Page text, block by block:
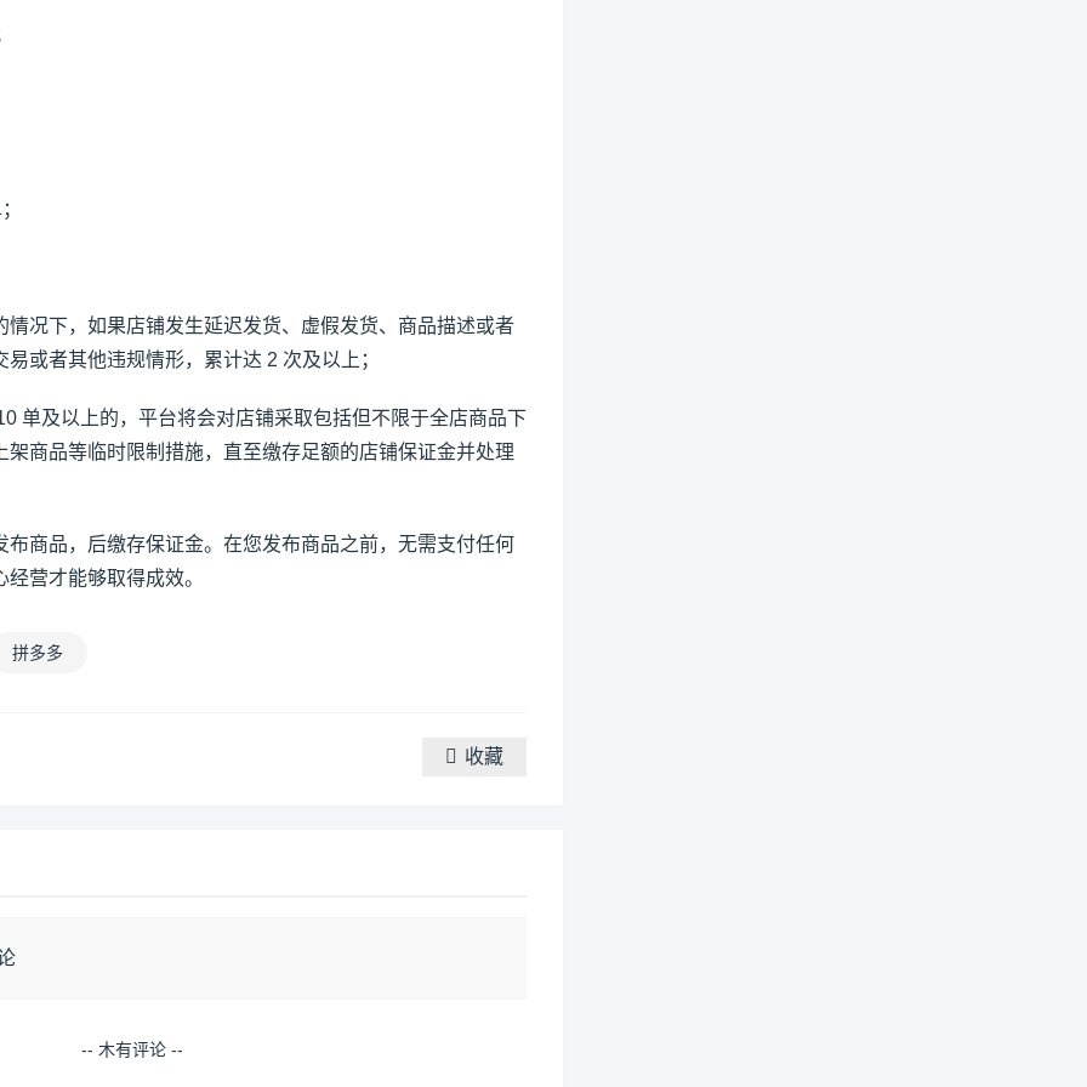
情况下，如果店铺发生延迟发货、虚假发货、商品描述或者
或者其他违规情形，累计达 2 次及以上；
单及以上的，平台将会对店铺采取包括但不限于全店商品下
商品等临时限制措施，直至缴存足额的店铺保证金并处理
布商品，后缴存保证金。在您发布商品之前，无需支付任何
营才能够取得成效。
拼多多
收藏
-- 木有评论 --